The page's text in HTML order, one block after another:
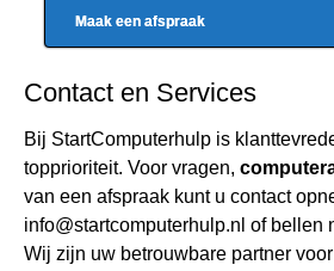
Maak een afspraak
Contact en Services
Bij StartComputerhulp is
topprioriteit. Voor vragen,
van een afspraak kunt u contact
info@startcomputerhulp.nl of bellen
Wij zijn uw betrouwbare partner